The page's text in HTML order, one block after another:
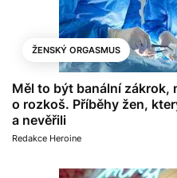
ŽENSKÝ ORGASMUS
Měl to být banální zákrok,
o rozkoš. Příběhy žen,
a nevěřili
Redakce Heroine